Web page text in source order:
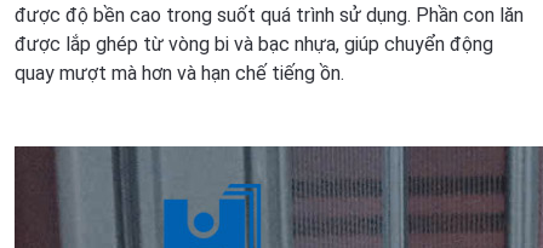
được độ bền cao trong suốt quá trình sử dụng. Phần con lăn
được lắp ghép từ vòng bi và bạc nhựa, giúp chuyển động
quay mượt mà hơn và hạn chế tiếng ồn.